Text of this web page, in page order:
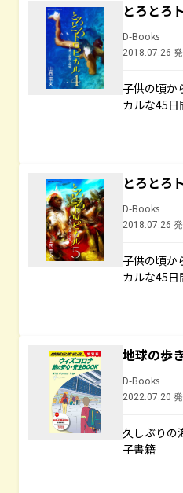
とろとろ
D-Books
2018.07.26
子供の頃か
カルな45日
とろとろ
D-Books
2018.07.26
子供の頃か
カルな45日
地球の歩
D-Books
2022.07.20
久しぶりの
子書籍